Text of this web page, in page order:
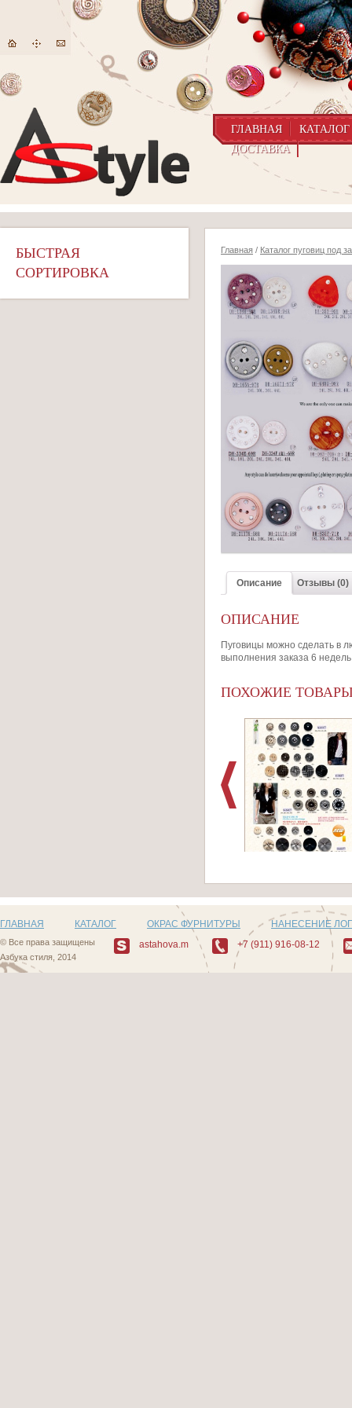
ГЛАВНАЯ
КАТАЛОГ
ДОСТАВКА
БЫСТРАЯ
СОРТИРОВКА
Главная / Каталог пуговиц под
Описание Отзывы (0)
ОПИСАНИЕ
Пуговицы можно сделать в
выполнения заказа 6
ПОХОЖИЕ
ГЛАВНАЯ КАТАЛОГ ОКРАС ФУРНИТУРЫ НАНЕСЕНИЕ
© Все права защищены
Азбука стиля, 2014
astahova.m +7 (911) 916-08-12